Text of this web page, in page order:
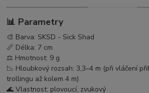
📊 Parametry
🎨 Barva: SKSD - Sick Shad
📏 Délka: 7 cm
⚖️ Hmotnost: 9 g
📉 Hloubkový rozsah: 3,3–4 m (při vláčení
trollingu až kolem 4 m)
🌊 Vlastnost: plovoucí, zvukový